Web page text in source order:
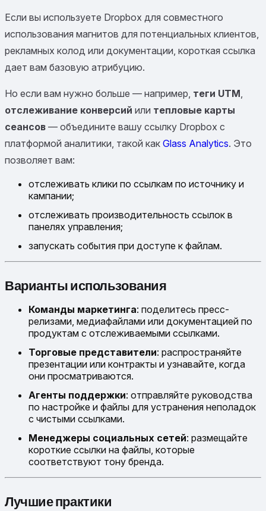
Если вы используете Dropbox для совместного
использования магнитов для потенциальных клиентов,
рекламных колод или документации, короткая ссылка
дает вам базовую атрибуцию.
Но если вам нужно больше — например, теги UTM
отслеживание конверсий или тепловые карты
сеансов — объедините вашу ссылку Dropbox с
платформой аналитики, такой как Glass Analytics. Это
позволяет вам:
отслеживать клики по ссылкам по источнику и
кампании;
отслеживать производительность ссылок в
панелях управления;
запускать события при доступе к файлам.
Варианты использования
Команды маркетинга: поделитесь пресс-
релизами, медиафайлами или документацией по
продуктам с отслеживаемыми ссылками.
Торговые представители: распространяйте
презентации или контракты и узнавайте, когда
они просматриваются.
Агенты поддержки: отправляйте руководства
по настройке и файлы для устранения неполадок
с чистыми ссылками.
Менеджеры социальных сетей: размещайте
короткие ссылки на файлы, которые
соответствуют тону бренда.
Лучшие практики